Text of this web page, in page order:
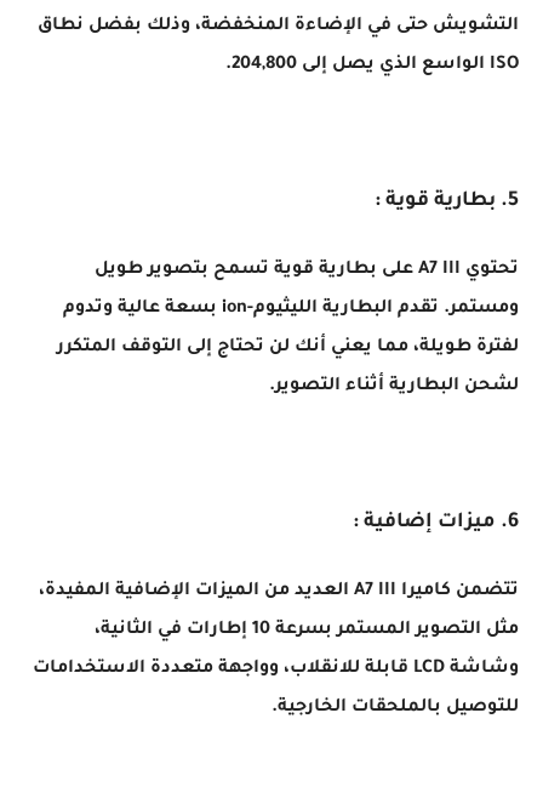
التشويش حتى في الإضاءة المنخفضة، وذلك بفضل نطاق
ISO الواسع الذي يصل إلى 204,800.
5. بطارية قوية :
تحتوي A7 III على بطارية قوية تسمح بتصوير طويل
ومستمر. تقدم البطارية الليثيوم-ion بسعة عالية وتدوم
لفترة طويلة، مما يعني أنك لن تحتاج إلى التوقف المتكرر
لشحن البطارية أثناء التصوير.
6. ميزات إضافية :
تتضمن كاميرا A7 III العديد من الميزات الإضافية المفيدة،
مثل التصوير المستمر بسرعة 10 إطارات في الثانية،
وشاشة LCD قابلة للانقلاب، وواجهة متعددة الاستخدامات
للتوصيل بالملحقات الخارجية.